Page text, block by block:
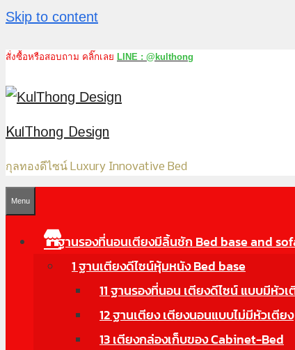
Skip to content
สั่งซื้อหรือสอบถาม คลิ๊กเลย LINE : @kulthong
KulThong Design
กุลทองดีไซน์ Luxury Innovative Bed
Menu
ฐานรองที่นอนเตียงมีลิ้นชัก Bed base and
1 ฐานเตียงดีไซน์หุ้มหนัง Bed base
11 ฐานรองที่นอน เตียงดีไซน์ แบบมีหัวเ
12 ฐานเตียง เตียงนอนแบบไม่มีหัวเตียง
13 เตียงกล่องเก็บของ Cabinet-Bed